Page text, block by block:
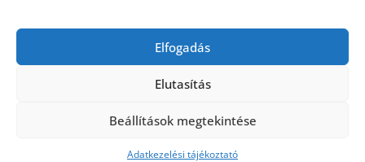
Elfogadás
Elutasítás
Beállítások megtekintése
Adatkezelési tájékoztató
Vásárlás
Webáruházak
WordPress Theme